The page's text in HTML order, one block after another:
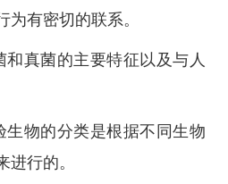
为有密切的联系。
和真菌的主要特征以及与人
生物的分类是根据不同生物
进行的。